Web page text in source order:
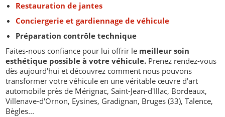
Restauration de jantes
Conciergerie et gardiennage de véhicule
Préparation contrôle technique
Faites-nous confiance pour lui offrir le meilleur soin
esthétique possible à votre véhicule. Prenez rendez-vous
dès aujourd'hui et découvrez comment nous pouvons
transformer votre véhicule en une véritable œuvre d'art
automobile près de Mérignac, Saint-Jean-d'Illac, Bordeaux,
Villenave-d'Ornon, Eysines, Gradignan, Bruges (33), Talence,
Bègles...